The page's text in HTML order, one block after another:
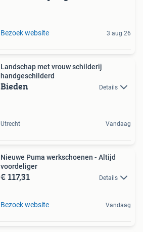
Bezoek website 3 aug 26
Landschap met vrouw schilderij
handgeschilderd
Bieden Details
Utrecht Vandaag
Nieuwe Puma werkschoenen - Altijd
voordeliger
€ 117,31 Details
Bezoek website Vandaag